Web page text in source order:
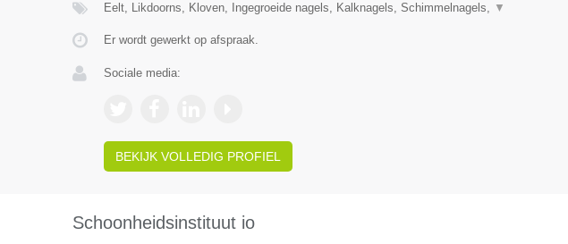
Eelt, Likdoorns, Kloven, Ingegroeide nagels, Kalknagels, Schimmelnagels, ▼
Er wordt gewerkt op afspraak.
Sociale media:
BEKIJK VOLLEDIG PROFIEL
Schoonheidsinstituut io